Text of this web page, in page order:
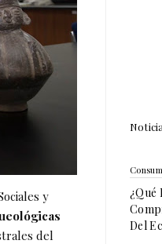
y
del
¿Qué
Del